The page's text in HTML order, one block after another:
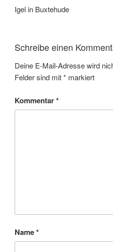
Igel in Buxtehude
Schreibe einen
Deine E-Mail-Adresse wird
Felder sind mit* markiert
Kommentar*
Name*